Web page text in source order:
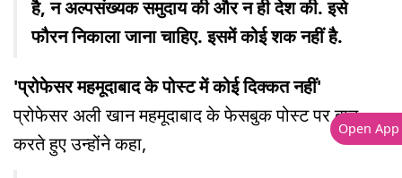
है, न अल्पसंख्यक समुदाय की और न ही देश की. इसे
फौरन निकाला जाना चाहिए. इसमें कोई शक नहीं है.
'प्रोफेसर महमूदाबाद के पोस्ट में कोई दिक्कत नहीं'
प्रोफेसर अली खान महमूदाबाद के फेसबुक पोस्ट पर बात
करते हुए उन्होंने कहा,
Open App